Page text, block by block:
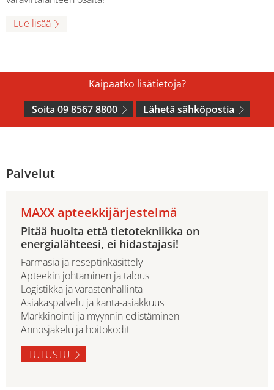
Lue lisää
Kaipaatko lisätietoja?
Soita 09 8567 8800
Lähetä sähköpostia
Palvelut
MAXX apteekkijärjestelmä
Pitää huolta että tietotekniikka on
energialähteesi, ei hidastajasi!
Farmasia ja reseptinkäsittely
Apteekin johtaminen ja talous
Logistikka ja varastonhallinta
Asiakaspalvelu ja kanta-asiakkuus
Markkinointi ja myynnin edistäminen
Annosjakelu ja hoitokodit
TUTUSTU